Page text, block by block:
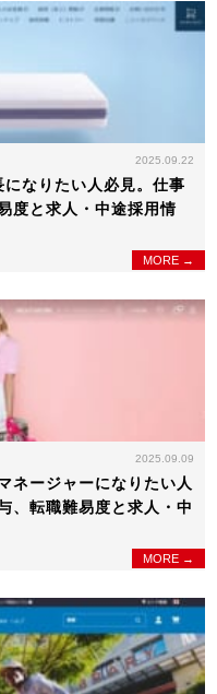
2025.09.22
なりたい人必見。仕事
度と求人・中途採用情
MORE →
2025.09.09
ネージャーになりたい人
、転職難易度と求人・中
MORE →